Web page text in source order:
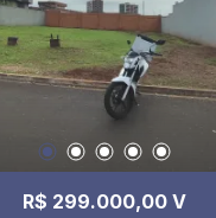
R$ 299.000,00 V